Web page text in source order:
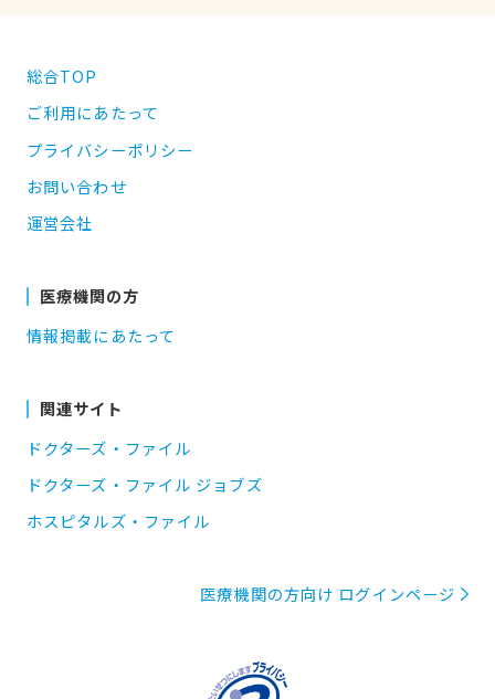
総合TOP
ご利用にあたって
プライバシーポリシー
お問い合わせ
運営会社
医療機関の方
情報掲載にあたって
関連サイト
ドクターズ・ファイル
ドクターズ・ファイル ジョブズ
ホスピタルズ・ファイル
医療機関の方向け ログインページ